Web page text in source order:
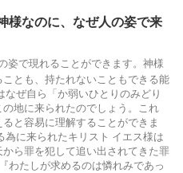
様なのに、なぜ人の姿で来
姿で現れることができます。神様
とも、持たれないこともできる能
ぜ自ら「か弱いひとりのみどり
地に来られたのでしょう。これ
と容易に理解することができま
に来られたキリスト イエス様は
ら罪を犯して追い出されてきた罪
わたしが求めるのは憐れみであっ